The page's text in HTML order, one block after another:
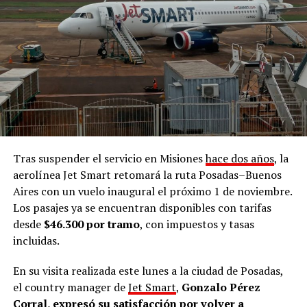
guaraní”.
“Exijo respeto y garante de nuestros derechos como
pueblo para que ninguna comunidad mbya sea
desalojada,porque en la historia, en el pasado, en el
presente y en el futuro, vamos a seguir siendo mbya y a
defender nuestro territorio cueste lo que cueste.
Queremos que el Estado acompañe y que no haya
respeto por nuestro pueblo y soberanía”, enfatizó.
Puente Quemado II
Seguidamente,refirió aldesalojoque sufrió la
comunidad mbya Puente Quemado II el 28 de julio
Senay que -a 48 horas de su aplicación- fue suspendido
por la Fiscalía de Instrucción de Puerto Rico,
Tras suspender el servicio en Misioneshace dos años, la
aerolínea Jet Smart retomará la ruta Posadas–Buenos
Aires con un vuelo inaugural el próximo 1 de noviembre.
Los pasajes ya se encuentran disponibles con tarifas
desde $46.300 por tramo, con impuestos y tasas
incluidas.
En su visita realizada este lunes a la ciudad de Posadas,
el country manager deJet Smart, Gonzalo Pérez
Corral, expresó su satisfacción por volver a